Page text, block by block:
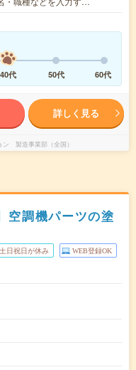
40代 50代 60代
詳しく見る
ン 製造事業部（全国）
空調機パーツの塗
土日祝日が休み WEB登録OK